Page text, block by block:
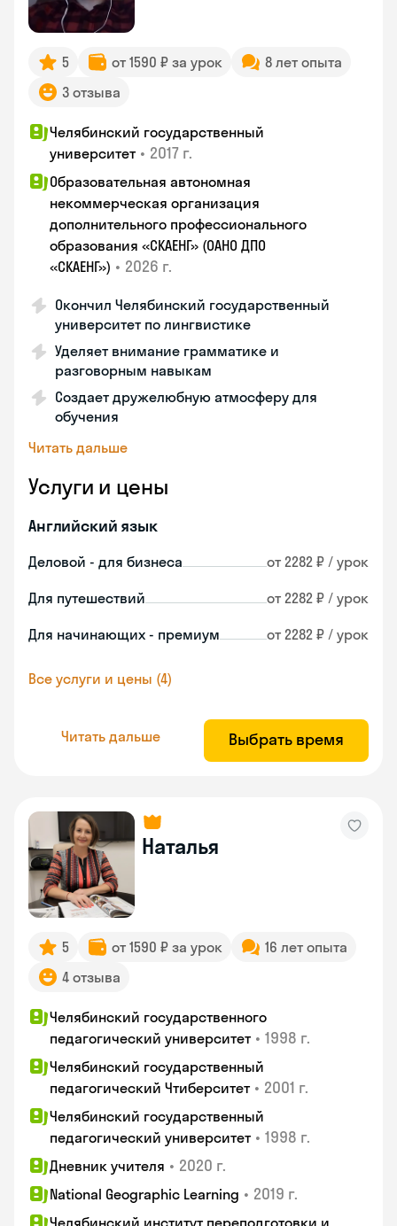
5 от 1590 ₽ за урок
8 лет опыта
3 отзыва
Челябинский государственный
университет • 2017 г.
Образовательная автономная
некоммерческая организация
дополнительного профессионального
образования «СКАЕНГ» (ОАНО ДПО
«СКАЕНГ») • 2026 г.
Окончил Челябинский государственный
университет по лингвистике
Уделяет внимание грамматике и
разговорным навыкам
Создает дружелюбную атмосферу для
обучения
Читать дальше
Услуги и цены
Английский язык
Деловой - для бизнеса от 2282 ₽ / урок
Для путешествий от 2282 ₽ / урок
Для начинающих - премиум от 2282 ₽ / урок
Все услуги и цены (4)
Читать дальше Выбрать время
Наталья
5 от 1590 ₽ за урок
16 лет опыта
4 отзыва
Челябинский государственного
педагогический университет • 1998 г.
Челябинский государственный
педагогический Чтиберситет • 2001 г.
Челябинский государственный
педагогический университет • 1998 г.
Дневник учителя • 2020 г.
National Geographic Learning • 2019 г.
Челябинский институт переподготовки и